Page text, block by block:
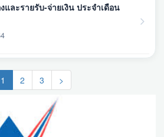
และรายรับ-จ่ายเงิน ประจำเดือน
1 (current)
2 3 >